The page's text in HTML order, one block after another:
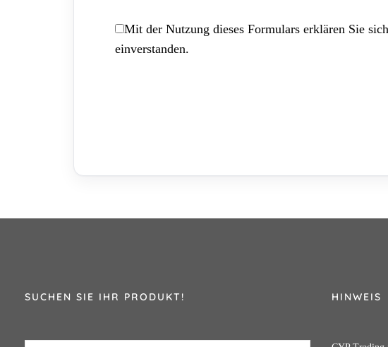
Mit der Nutzung dieses Formulars erklären Sie
einverstanden.
SUCHEN SIE IHR PRODUKT! HINWEIS